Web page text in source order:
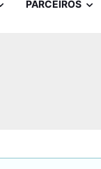
PARCEIROS